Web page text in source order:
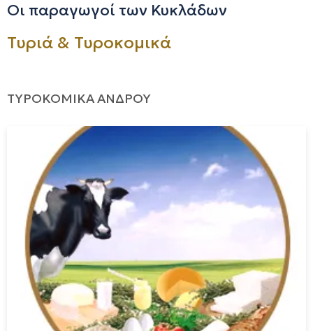
Οι παραγωγοί των Κυκλάδων
Τυριά & Τυροκομικά
ΤΥΡΟΚΟΜΙΚΑ ΑΝΔΡΟΥ